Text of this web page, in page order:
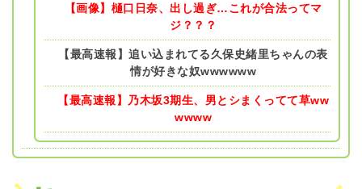
【画像】樋口日奈、出し過ぎ…これが合法ってマ
ジ？？？
【最高速報】追い込まれてる久保史緒里ちゃんの表
情が好きな奴wwwwww
【最高速報】乃木坂3期生、男とシまくってて草ww
wwww